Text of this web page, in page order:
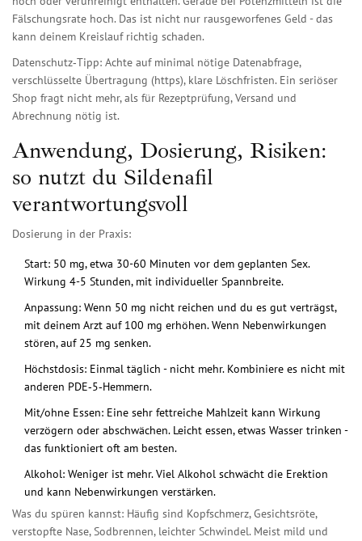
Fälschungsrate hoch. Das ist nicht nur rausgeworfenes Geld - das
kann deinem Kreislauf richtig schaden.
Datenschutz‑Tipp: Achte auf minimal nötige Datenabfrage,
verschlüsselte Übertragung (https), klare Löschfristen. Ein seriöser
Shop fragt nicht mehr, als für Rezeptprüfung, Versand und
Abrechnung nötig ist.
Anwendung, Dosierung, Risiken:
so nutzt du Sildenafil
verantwortungsvoll
Dosierung in der Praxis:
Start: 50 mg, etwa 30-60 Minuten vor dem geplanten Sex.
Wirkung 4-5 Stunden, mit individueller Spannbreite.
Anpassung: Wenn 50 mg nicht reichen und du es gut verträgst,
mit deinem Arzt auf 100 mg erhöhen. Wenn Nebenwirkungen
stören, auf 25 mg senken.
Höchstdosis: Einmal täglich - nicht mehr. Kombiniere es nicht mit
anderen PDE‑5‑Hemmern.
Mit/ohne Essen: Eine sehr fettreiche Mahlzeit kann Wirkung
verzögern oder abschwächen. Leicht essen, etwas Wasser trinken -
das funktioniert oft am besten.
Alkohol: Weniger ist mehr. Viel Alkohol schwächt die Erektion
und kann Nebenwirkungen verstärken.
Was du spüren kannst: Häufig sind Kopfschmerz, Gesichtsröte,
verstopfte Nase, Sodbrennen, leichter Schwindel. Meist mild und